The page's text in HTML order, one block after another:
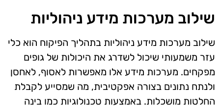
שילוב מערכות מידע ניהוליות
שילוב מערכות מידע ניהוליות בתהליך הפיקוח הוא כלי
עזר משמעותי שיכול לשדרג את היכולות של גופים
מפקחים. מערכות מידע אלו מאפשרות לאסוף, לאחסן
ולנתח נתונים בצורה אפקטיבית, מה שמסייע לקבלת
החלטות מושכלות. באמצעות טכנולוגיות כמו בינה